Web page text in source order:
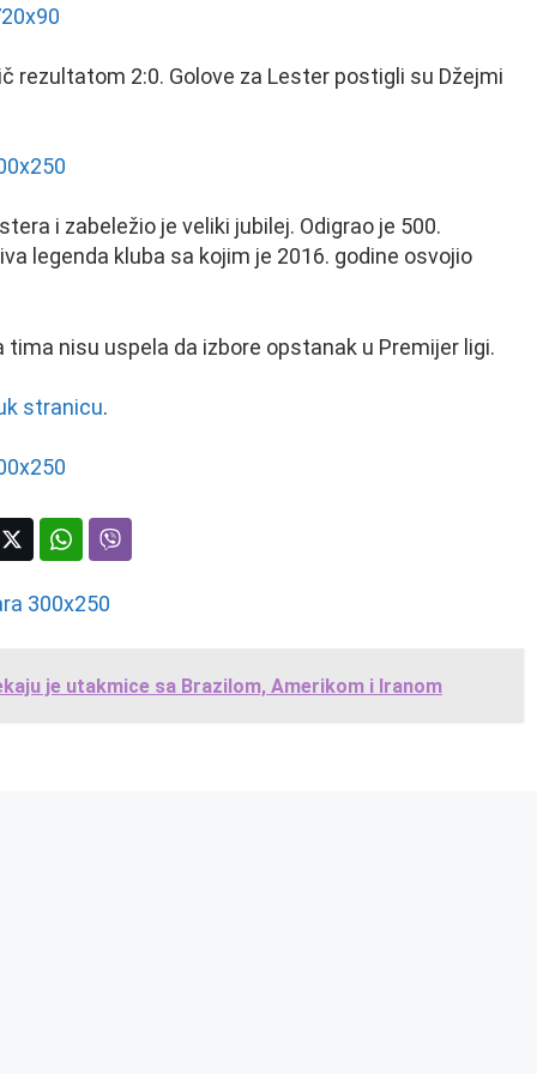
rezultatom 2:0. Golove za Lester postigli su Džejmi
i zabeležio je veliki jubilej. Odigrao je 500.
legenda kluba sa kojim je 2016. godine osvojio
tima nisu uspela da izbore opstanak u Premijer ligi.
stranicu.
je utakmice sa Brazilom, Amerikom i Iranom